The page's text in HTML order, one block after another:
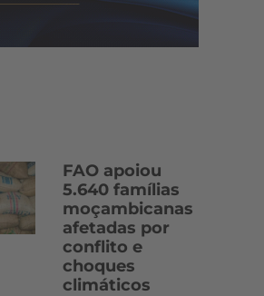
FAO apoiou
5.640 famílias
moçambicanas
afetadas por
conflito e
choques
climáticos